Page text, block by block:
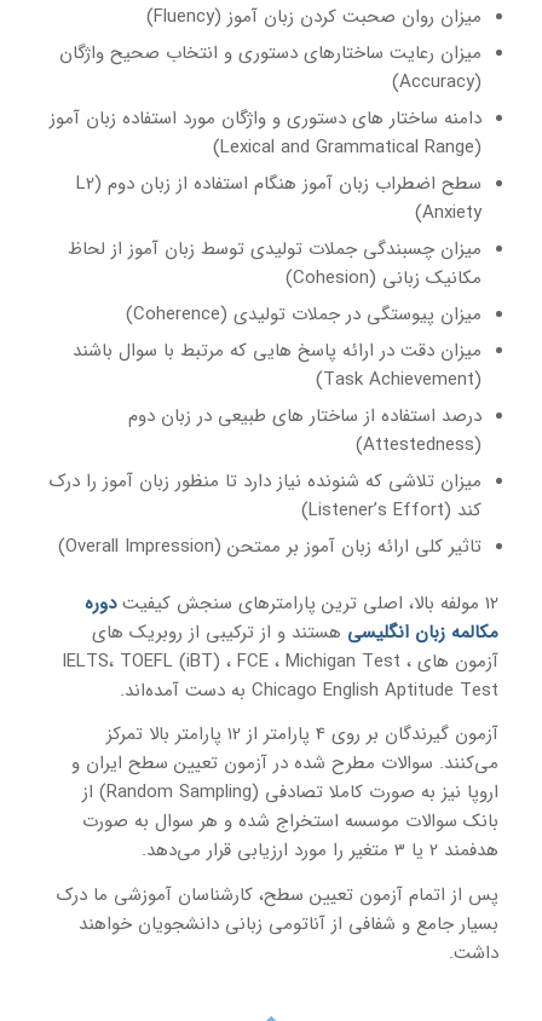
میزان روان صحبت کردن زبان آموز (Fluency)
میزان رعایت ساختارهای دستوری و انتخاب صحیح واژگان
(Accuracy)
دامنه ساختار های دستوری و واژگان مورد استفاده زبان آموز
(Lexical and Grammatical Range)
سطح اضطراب زبان آموز هنگام استفاده از زبان دوم (L2
Anxiety)
میزان چسبندگی جملات تولیدی توسط زبان آموز از لحاظ
مکانیک زبانی (Cohesion)
میزان پیوستگی در جملات تولیدی (Coherence)
میزان دقت در ارائه پاسخ هایی که مرتبط با سوال باشند
(Task Achievement)
درصد استفاده از ساختار های طبیعی در زبان دوم
(Attestedness)
میزان تلاشی که شنونده نیاز دارد تا منظور زبان آموز را درک
کند (Listener’s Effort)
تاثیر کلی ارائه زبان آموز بر ممتحن (Overall Impression)
12 مولفه بالا، اصلی ترین پارامترهای سنجش کیفیت
دوره
مکالمه زبان انگلیسی هستند و از ترکیبی از روبریک های
آزمون های IELTS، TOEFL (iBT) ، FCE ، Michigan Test ،
Chicago English Aptitude Test به دست آمده‌اند.
آزمون گیرندگان بر روی 4 پارامتر از 12 پارامتر بالا تمرکز
می‌کنند. سوالات مطرح شده در آزمون تعیین سطح ایران و
اروپا نیز به صورت کاملا تصادفی (Random Sampling) از
بانک سوالات موسسه استخراج شده و هر سوال به صورت
هدفمند 2 یا 3 متغیر را مورد ارزیابی قرار می‌دهد.
پس از اتمام آزمون تعیین سطح، کارشناسان آموزشی ما درک
بسیار جامع و شفافی از آناتومی زبانی دانشجویان خواهند
داشت.